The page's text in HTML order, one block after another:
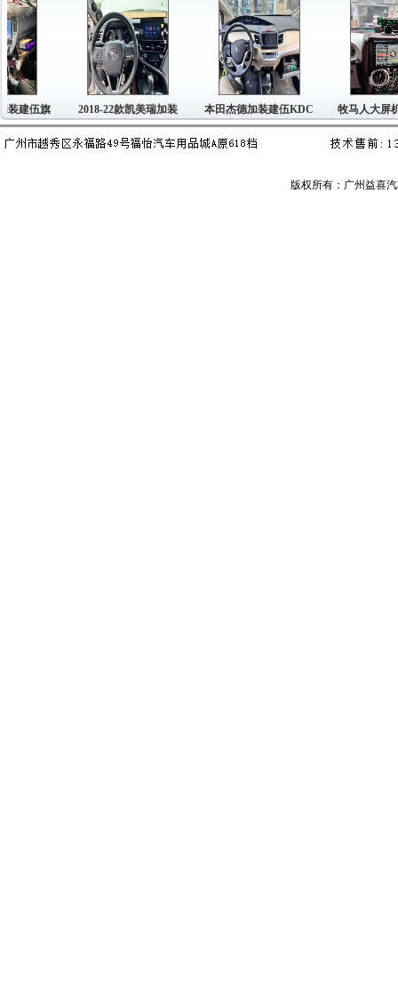
2018-22款凯美瑞加装 本田杰德加装建伍KDC 牧马人大屏机加装建
版权所有：广州益喜